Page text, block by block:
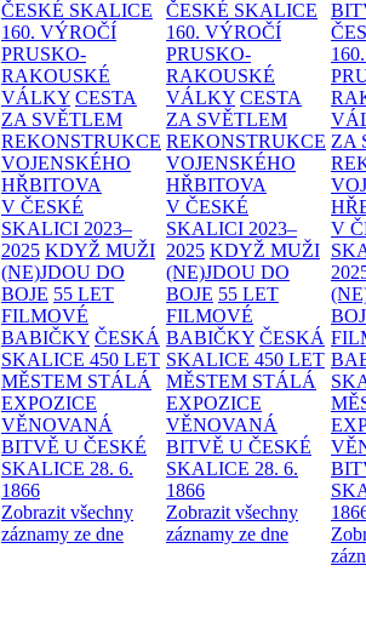
ČESKÉ SKALICE
160. VÝROČÍ
PRUSKO-
RAKOUSKÉ
VÁLKY CESTA
ZA SVĚTLEM
REKONSTRUKCE
VOJENSKÉHO
HŘBITOVA
V ČESKÉ
SKALICI 2023–
2025 KDYŽ MUŽI
(NE)JDOU DO
BOJE 55 LET
FILMOVÉ
BABIČKY ČESKÁ
SKALICE 450 LET
MĚSTEM STÁLÁ
EXPOZICE
VĚNOVANÁ
BITVĚ U ČESKÉ
SKALICE 28. 6.
1866
Zobrazit všechny
záznamy ze dne
ČESKÉ SKALICE
160. VÝROČÍ
PRUSKO-
RAKOUSKÉ
VÁLKY CESTA
ZA SVĚTLEM
REKONSTRUKCE
VOJENSKÉHO
HŘBITOVA
V ČESKÉ
SKALICI 2023–
2025 KDYŽ MUŽI
(NE)JDOU DO
BOJE 55 LET
FILMOVÉ
BABIČKY ČESKÁ
SKALICE 450 LET
MĚSTEM STÁLÁ
EXPOZICE
VĚNOVANÁ
BITVĚ U ČESKÉ
SKALICE 28. 6.
1866
Zobrazit všechny
záznamy ze dne
ZA
V